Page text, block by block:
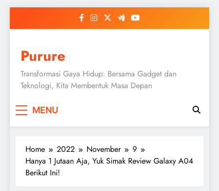
Purure
Transformasi Gaya Hidup: Bersama Gadget dan
Teknologi, Kita Membentuk Masa Depan
MENU
Home 2022 November
9
Hanya 1 Jutaan Aja, Yuk Simak Review Galaxy A04
Berikut Ini!